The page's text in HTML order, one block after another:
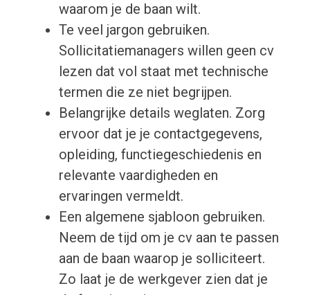
waarom je de baan wilt.
Te veel jargon gebruiken.
Sollicitatiemanagers willen geen cv
lezen dat vol staat met technische
termen die ze niet begrijpen.
Belangrijke details weglaten. Zorg
ervoor dat je je contactgegevens,
opleiding, functiegeschiedenis en
relevante vaardigheden en
ervaringen vermeldt.
Een algemene sjabloon gebruiken.
Neem de tijd om je cv aan te passen
aan de baan waarop je solliciteert.
Zo laat je de werkgever zien dat je